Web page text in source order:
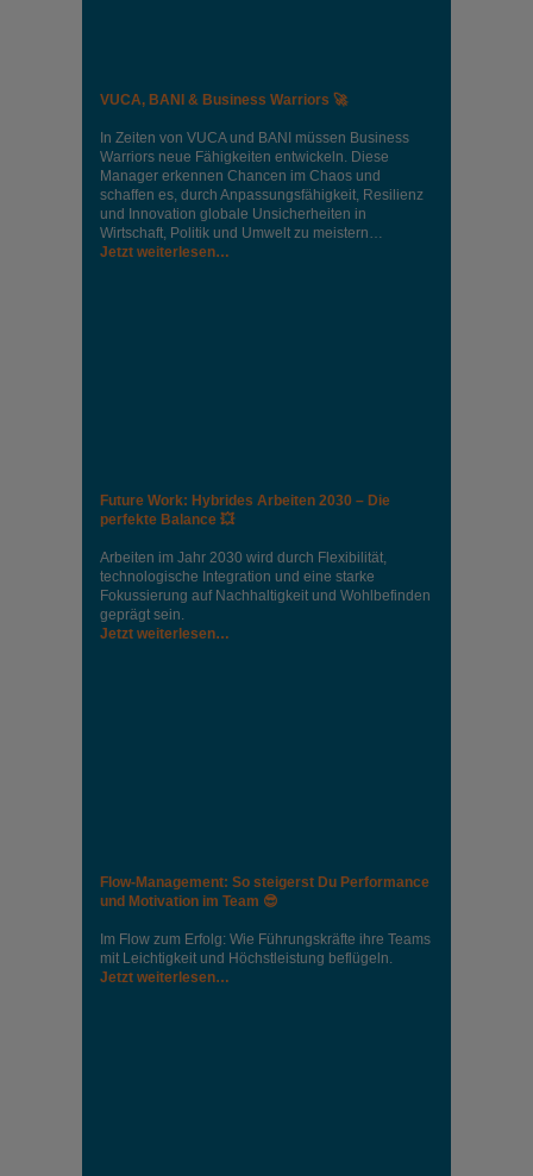
VUCA, BANI & Business Warriors 🚀
In Zeiten von VUCA und BANI müssen Business
Warriors neue Fähigkeiten entwickeln. Diese
Manager erkennen Chancen im Chaos und
schaffen es, durch Anpassungsfähigkeit, Resilienz
und Innovation globale Unsicherheiten in
Wirtschaft, Politik und Umwelt zu meistern…
Jetzt weiterlesen…
Future Work: Hybrides Arbeiten 2030 – Die
perfekte Balance 💥
Arbeiten im Jahr 2030 wird durch Flexibilität,
technologische Integration und eine starke
Fokussierung auf Nachhaltigkeit und Wohlbefinden
geprägt sein.
Jetzt weiterlesen…
Flow-Management: So steigerst Du Performance
und Motivation im Team 😎
Im Flow zum Erfolg: Wie Führungskräfte ihre Teams
mit Leichtigkeit und Höchstleistung beflügeln.
Jetzt weiterlesen…